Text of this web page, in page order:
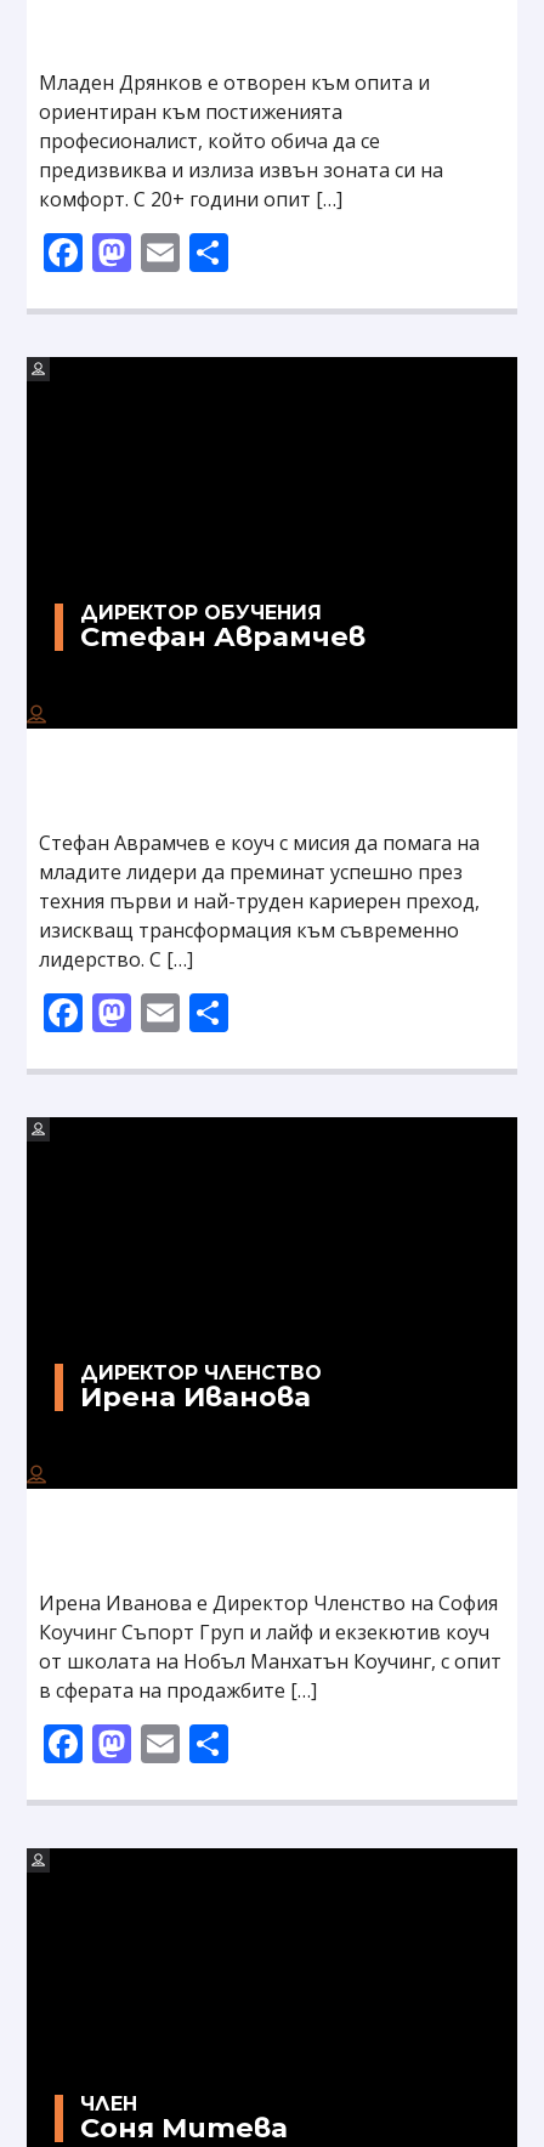
Младен Дрянков е отворен към опита и
ориентиран към постиженията
професионалист, който обича да се
предизвиква и излиза извън зоната си на
комфорт. С 20+ години опит […]
Facebook
Mastodon
Email
ДИРЕКТОР ОБУЧЕНИЯ
Стефан Аврамчев
Стефан Аврамчев е коуч с мисия да помага на
младите лидери да преминат успешно през
техния първи и най-труден кариерен преход,
изискващ трансформация към съвременно
лидерство. С […]
Facebook
Mastodon
Email
ДИРЕКТОР ЧЛЕНСТВО
Ирена Иванова
Ирена Иванова e Директор Членство на София
Коучинг Съпорт Груп и лайф и екзекютив коуч
от школата на Нобъл Манхатън Коучинг, с опит
в сферата на продажбите […]
Facebook
Mastodon
Email
ЧЛЕН
Соня Митева